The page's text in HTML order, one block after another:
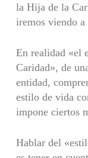
la Hija de la
iremos viendo
En realidad «el
Caridad», de
entidad,
estilo de vida
impone ciertos
Hablar del